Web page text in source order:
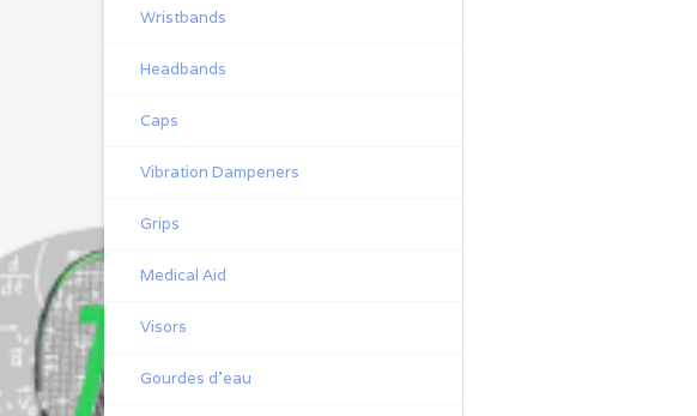
Wristbands
Headbands
Caps
Vibration Dampeners
Grips
Medical Aid
Visors
Gourdes d'eau